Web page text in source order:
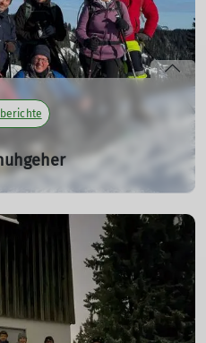
Isny.
starten am Parkplatz